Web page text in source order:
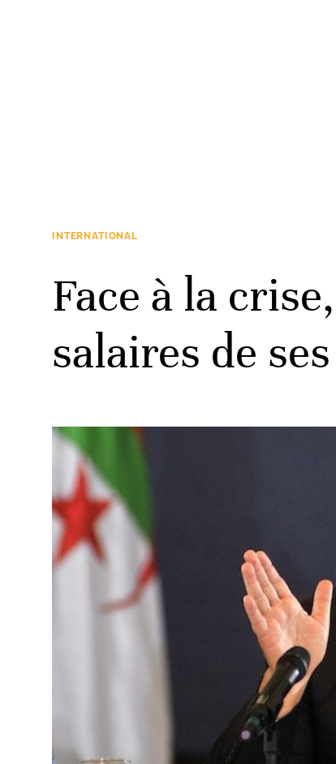
INTERNATIONAL
Face à la
salaires de